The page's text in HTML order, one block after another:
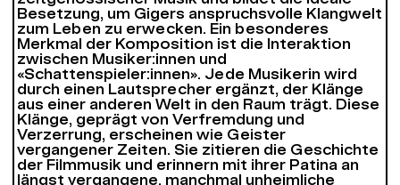
Besetzung, um Gigers anspruchsvolle Klangwelt
zum Leben zu erwecken. Ein besonderes
Merkmal der Komposition ist die Interaktion
zwischen Musiker:innen und
«Schattenspieler:innen». Jede Musikerin wird
durch einen Lautsprecher ergänzt, der Klänge
aus einer anderen Welt in den Raum trägt. Diese
Klänge, geprägt von Verfremdung und
Verzerrung, erscheinen wie Geister
vergangener Zeiten. Sie zitieren die Geschichte
der Filmmusik und erinnern mit ihrer Patina an
längst vergangene, manchmal unheimliche